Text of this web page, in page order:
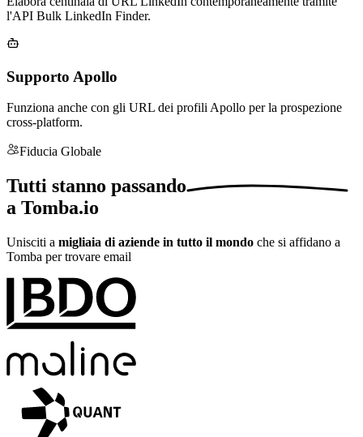
l'API Bulk LinkedIn Finder.
Supporto Apollo
Funziona anche con gli URL dei profili Apollo per la prospezione
cross-platform.
Fiducia Globale
Tutti stanno passando
a Tomba.io
Unisciti a migliaia di aziende in tutto il mondo che si affidano a
Tomba per trovare email